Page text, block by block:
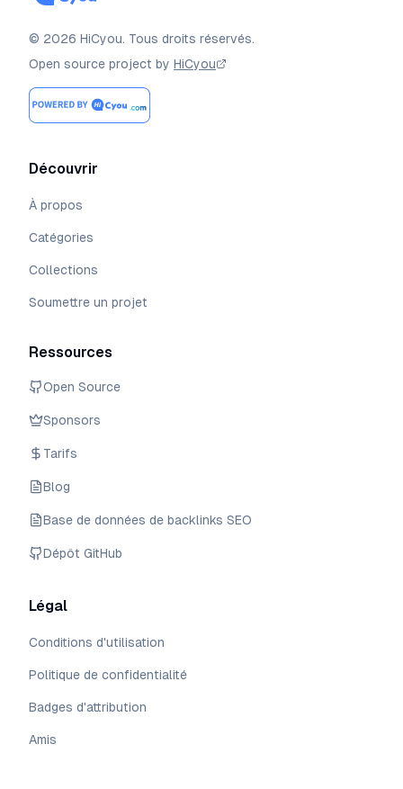
© 2026 HiCyou. Tous droits réservés.
Open source project by HiCyou
Découvrir
À propos
Catégories
Collections
Soumettre un projet
Ressources
Open Source
Sponsors
Tarifs
Blog
Base de données de backlinks SEO
Dépôt GitHub
Légal
Conditions d'utilisation
Politique de confidentialité
Badges d'attribution
Amis